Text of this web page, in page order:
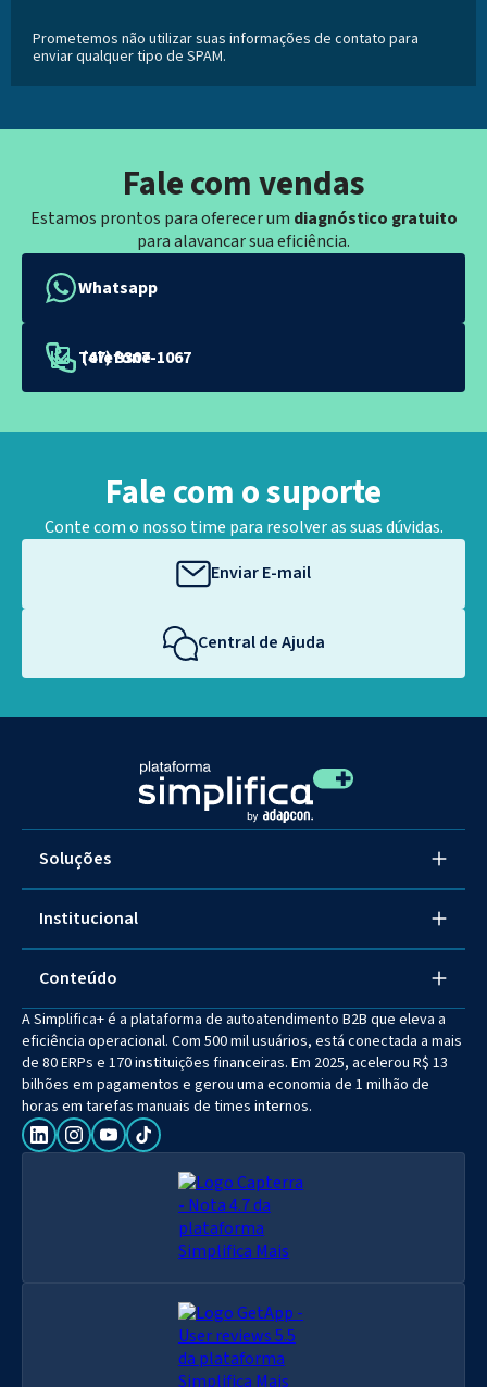
Prometemos não utilizar suas informações de contato para
enviar qualquer tipo de SPAM.
Fale com vendas
Estamos prontos para oferecer um diagnóstico gratuito
para alavancar sua eficiência.
Whatsapp
Telefone
(47) 3307-1067
Fale com o suporte
Conte com o nosso time para resolver as suas dúvidas.
Enviar E-mail
Central de Ajuda
Soluções
Institucional
Conteúdo
A Simplifica+ é a plataforma de autoatendimento B2B que eleva a
eficiência operacional. Com 500 mil usuários, está conectada a mais
de 80 ERPs e 170 instituições financeiras. Em 2025, acelerou R$ 13
bilhões em pagamentos e gerou uma economia de 1 milhão de
horas em tarefas manuais de times internos.